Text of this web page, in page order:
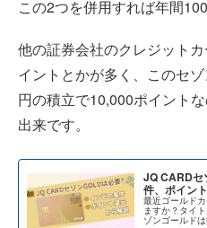
この2つを併用すれば年間
他の証券会社のクレジット
イントとかが多く、このセ
円の積立で10,000ポイント
出来です。
JQ CARDセ
件、ポイン
最近ゴールド
ますか？タイ
ゾンゴールド